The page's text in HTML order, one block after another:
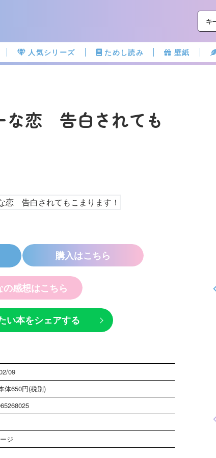
人気シリーズ ためし読み 壁紙
な恋 告白されても
購入はこちら
の感想はこちら
い本をシェアする
09
体650円(税別)
ジ
事件 怪盗クイーンはサー
ムブック
探偵チームＫＺ事件
魔女
１
が通
法 ６年１組 黒魔
青い鳥文庫版 獣の
なっちゃいまし